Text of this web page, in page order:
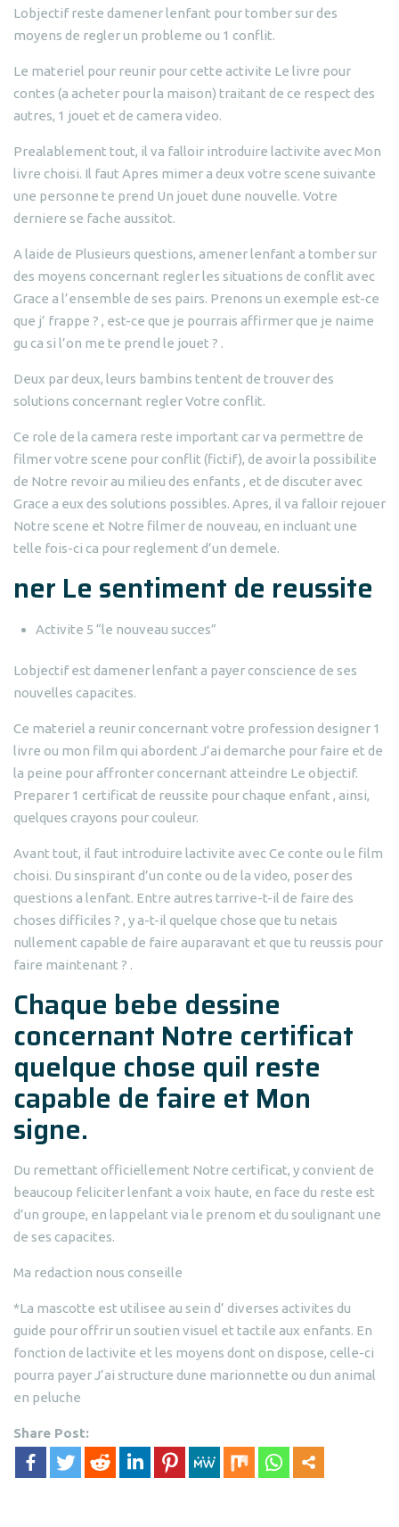
Lobjectif reste damener lenfant pour tomber sur des
moyens de regler un probleme ou 1 conflit.
Le materiel pour reunir pour cette activite Le livre pour
contes (a acheter pour la maison) traitant de ce respect des
autres, 1 jouet et de camera video.
Prealablement tout, il va falloir introduire lactivite avec Mon
livre choisi. Il faut Apres mimer a deux votre scene suivante
une personne te prend Un jouet dune nouvelle. Votre
derniere se fache aussitot.
A laide de Plusieurs questions, amener lenfant a tomber sur
des moyens concernant regler les situations de conflit avec
Grace a l’ensemble de ses pairs. Prenons un exemple est-ce
que j’ frappe ? , est-ce que je pourrais affirmer que je naime
gu ca si l’on me te prend le jouet ? .
Deux par deux, leurs bambins tentent de trouver des
solutions concernant regler Votre conflit.
Ce role de la camera reste important car va permettre de
filmer votre scene pour conflit (fictif), de avoir la possibilite
de Notre revoir au milieu des enfants , et de discuter avec
Grace a eux des solutions possibles. Apres, il va falloir rejouer
Notre scene et Notre filmer de nouveau, en incluant une
telle fois-ci ca pour reglement d’un demele.
ner Le sentiment de reussite
Activite 5 “le nouveau succes”
Lobjectif est damener lenfant a payer conscience de ses
nouvelles capacites.
Ce materiel a reunir concernant votre profession designer 1
livre ou mon film qui abordent J’ai demarche pour faire et de
la peine pour affronter concernant atteindre Le objectif.
Preparer 1 certificat de reussite pour chaque enfant , ainsi,
quelques crayons pour couleur.
Avant tout, il faut introduire lactivite avec Ce conte ou le film
choisi. Du sinspirant d’un conte ou de la video, poser des
questions a lenfant. Entre autres tarrive-t-il de faire des
choses difficiles ? , y a-t-il quelque chose que tu netais
nullement capable de faire auparavant et que tu reussis pour
faire maintenant ? .
Chaque bebe dessine
concernant Notre certificat
quelque chose quil reste
capable de faire et Mon
signe.
Du remettant officiellement Notre certificat, y convient de
beaucoup feliciter lenfant a voix haute, en face du reste est
d’un groupe, en lappelant via le prenom et du soulignant une
de ses capacites.
Ma redaction nous conseille
*La mascotte est utilisee au sein d’ diverses activites du
guide pour offrir un soutien visuel et tactile aux enfants. En
fonction de lactivite et les moyens dont on dispose, celle-ci
pourra payer J’ai structure dune marionnette ou dun animal
en peluche
Share Post: